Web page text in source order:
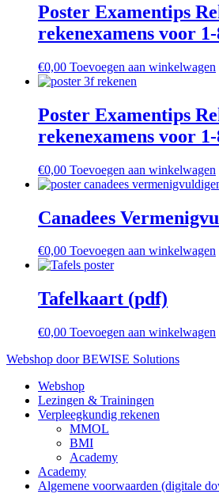
Poster Examentips
rekenexamens voor
€0,00 Toevoegen aan winkelwagen
Poster Examentips
rekenexamens voor
€0,00 Toevoegen aan winkelwagen
Canadees
€0,00 Toevoegen aan winkelwagen
Tafelkaart (pdf)
€0,00 Toevoegen aan winkelwagen
Webshop door BEWISE Solutions
Webshop
Lezingen & Trainingen
Verpleegkundig rekenen
MMOL
BMI
Academy
Academy
Algemene voorwaarden (digitale